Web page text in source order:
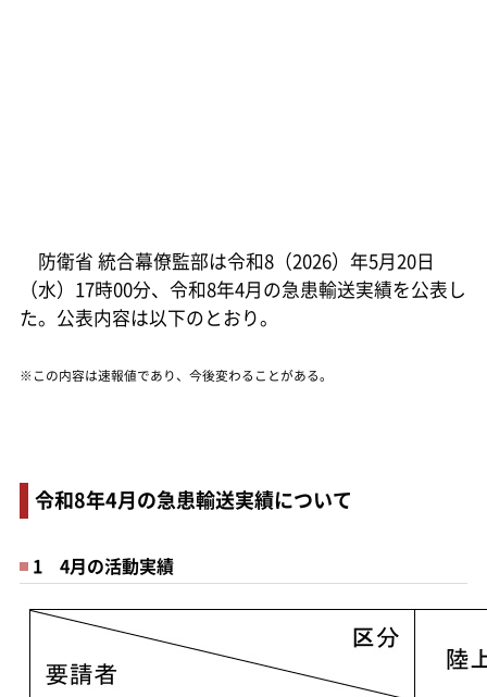
防衛省 統合幕僚監部は令和8（2026）年5月20日
（水）17時00分、令和8年4月の急患輸送実績を公表し
た。公表内容は以下のとおり。
※この内容は速報値であり、今後変わることがある。
令和8年4月の急患輸送実績について
1 4月の活動実績